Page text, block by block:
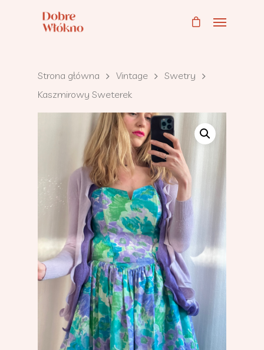
Strona główna Vintage
Swetry
Kaszmirowy Sweterek